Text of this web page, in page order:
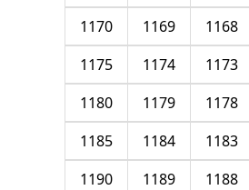
1168
1169
1170
1173
1174
1175
1178
1179
1180
1183
1184
1185
1188
1189
1190